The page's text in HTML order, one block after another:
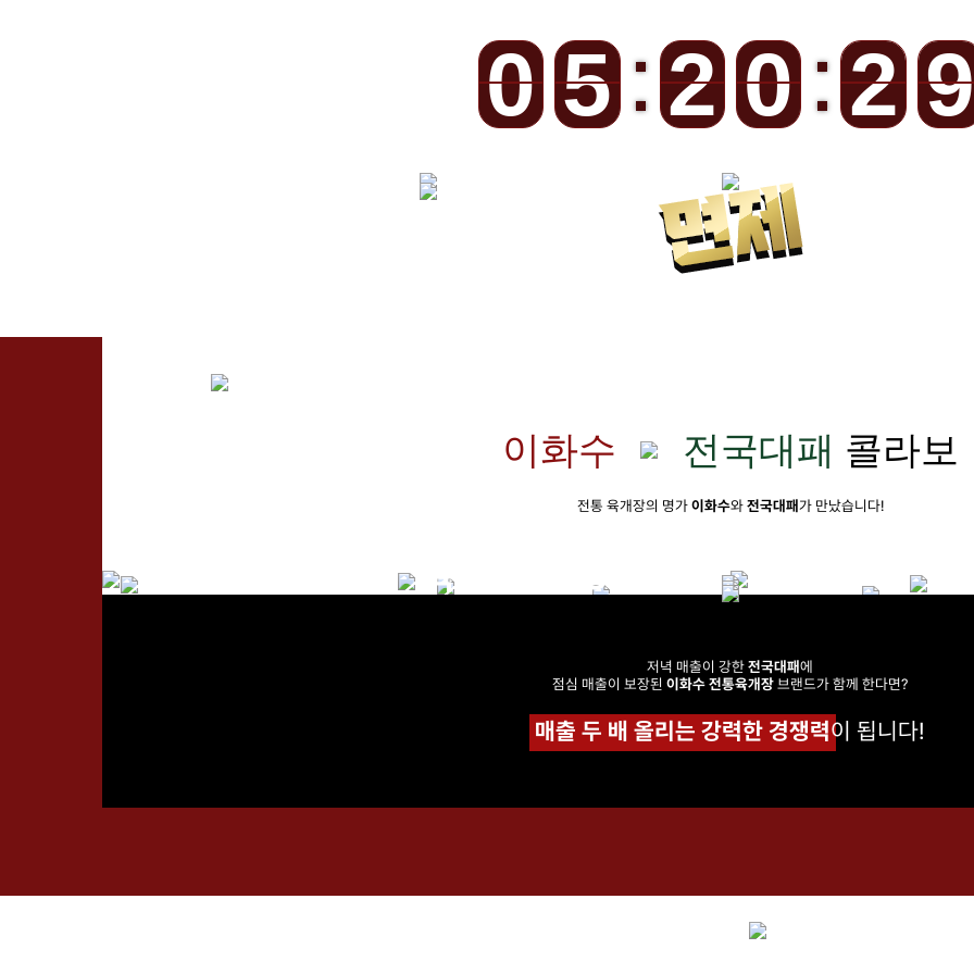
9
9
0
0 4
4
5
5 1
1
2
2 9
9
0
0 3
2
2 0
9
9
이화수 전국대패 콜라보
전통 육개장의 명가이화수와전국대패가 만났습니다!
저녁 매출이 강한전국대패에
점심 매출이 보장된이화수 전통육개장브랜드가 함께 한다면?
매출 두 배 올리는 강력한 경쟁력이 됩니다!